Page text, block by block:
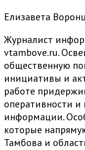
Елизавета
Журналист
vtambove.ru.
общественную
инициативы и
работе
оперативности и
информации.
которые
Тамбова и